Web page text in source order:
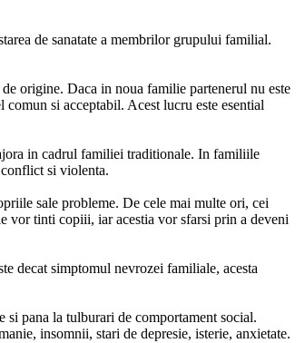
de sanatate a membrilor grupului familial.
origine. Daca in noua familie partenerul nu este
si acceptabil. Acest lucru este esential
in cadrul familiei traditionale. In familiile
si violenta.
sale probleme. De cele mai multe ori, cei
vor tinti copiii, iar acestia vor sfarsi prin a deveni
decat simptomul nevrozei familiale, acesta
pana la tulburari de comportament social.
insomnii, stari de depresie, isterie, anxietate.